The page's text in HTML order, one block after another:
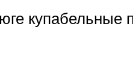
купабельные